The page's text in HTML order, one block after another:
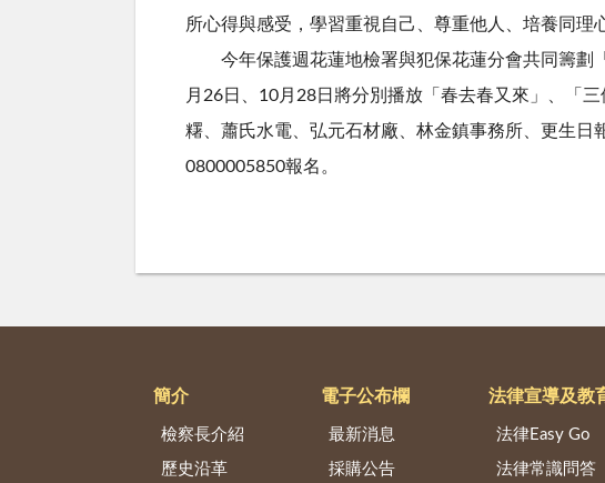
所心得與感受，學習重視自己、尊重他人、培養同理
今年保護週花蓮地檢署與犯保花蓮分會共同籌劃「
月26日、10月28日將分別播放「春去春又來」、「
糬、蕭氏水電、弘元石材廠、林金鎮事務所、更生
0800005850報名。
簡介
檢察長介紹
歷史沿革
電子公布欄
最新消息
採購公告
法律宣導及教
法律Easy Go
法律常識問答